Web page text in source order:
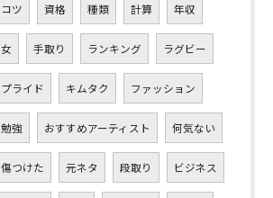
コツ 資格 種類 計算 年収
女 手取り ランキング ラグビー
プライド キムタク ファッション
勉強 おすすめアーティスト 何気ない
傷つけた 元ネタ 段取り ビジネス